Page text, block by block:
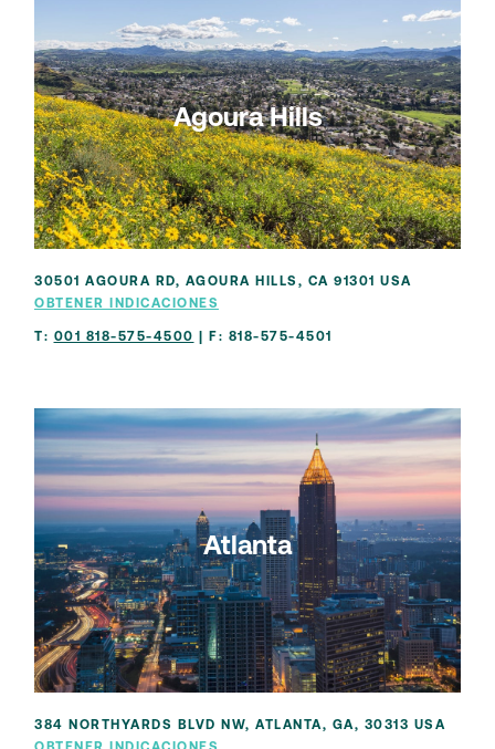
Agoura Hills
30501 AGOURA RD, AGOURA HILLS, CA 91301 USA
OBTENER INDICACIONES
T: 001 818-575-4500 | F: 818-575-4501
Atlanta
384 NORTHYARDS BLVD NW, ATLANTA, GA, 30313 USA